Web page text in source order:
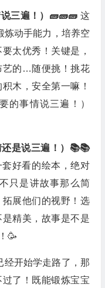
三遍！）🧱🧱🧱 这
炼动手能力，培养空
太优秀！关键是，
艺的…随便挑！挑花
木，安全第一嘛！
的事情说三遍！）
是说三遍！）📚📚
好看的绘本，绝对
只是讲故事那么简
展他们的视野！选
精美，故事是不是
🥳
经开始学走路了，那
了！既能锻炼宝宝